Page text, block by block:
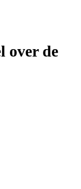
over de